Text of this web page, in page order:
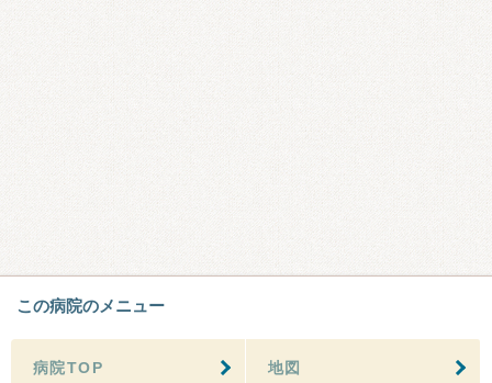
この病院のメニュー
病院TOP 地図